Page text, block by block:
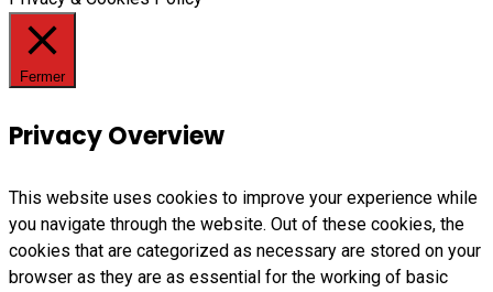
Fermer
Privacy Overview
This website uses cookies to improve your experience while
you navigate through the website. Out of these cookies, the
cookies that are categorized as necessary are stored on your
browser as they are as essential for the working of basic